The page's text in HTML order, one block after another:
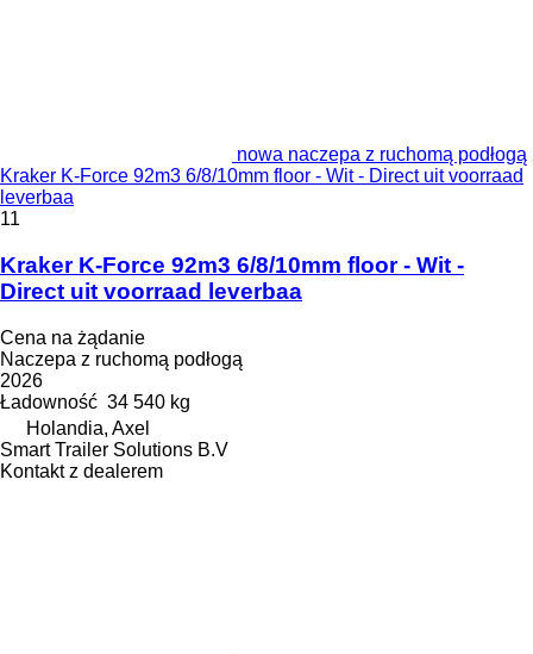
nowa naczepa z ruchomą podłogą
Kraker K-Force 92m3 6/8/10mm floor - Wit - Direct uit voorraad
leverbaa
11
Kraker K-Force 92m3 6/8/10mm floor - Wit -
Direct uit voorraad leverbaa
Cena na żądanie
Naczepa z ruchomą podłogą
2026
Ładowność 34 540 kg
Holandia, Axel
Smart Trailer Solutions B.V
Kontakt z dealerem